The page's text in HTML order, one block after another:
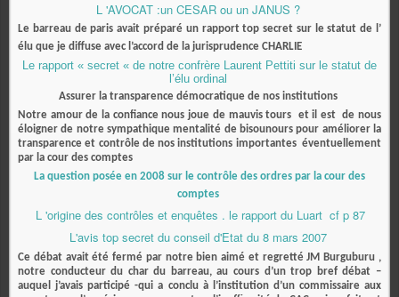
L 'AVOCAT :un CESAR ou un JANUS ?
Le barreau de paris avait préparé un rapport top secret sur le statut de l’
élu que je diffuse avec l’accord de la jurisprudence CHARLIE
Le rapport « secret « de notre confrère Laurent Pettiti sur le statut de
l’élu ordinal
Assurer la transparence démocratique de nos institutions
Notre amour de la confiance nous joue de mauvis tours et il est de nous
éloigner de notre sympathique mentalité de bisounours pour améliorer la
transparence et contrôle de nos institutions importantes éventuellement
par la cour des comptes
La question posée en 2008 sur le contrôle des ordres par la cour des
comptes
L 'origine des contrôles et enquêtes . le rapport du Luart cf p 87
L'avis top secret du conseil d'Etat du 8 mars 2007
Ce débat avait été fermé par notre bien aimé et regretté JM Burguburu ,
notre conducteur du char du barreau, au cours d’un trop bref débat –
auquel j’avais participé -qui a conclu à l’institution d’un commissaire aux